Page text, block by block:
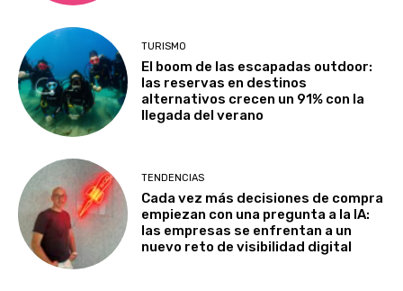
TURISMO
El boom de las escapadas outdoor:
las reservas en destinos
alternativos crecen un 91% con la
llegada del verano
TENDENCIAS
Cada vez más decisiones de compra
empiezan con una pregunta a la IA:
las empresas se enfrentan a un
nuevo reto de visibilidad digital